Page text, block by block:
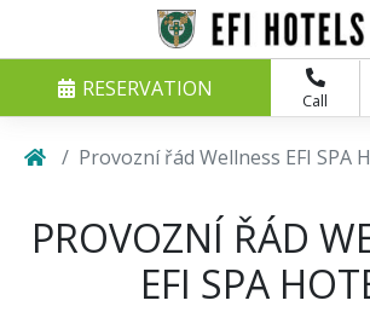
Call
RESERVATION
Provozní řád Wellness EFI SPA
PROVOZNÍ ŘÁD
EFI SPA